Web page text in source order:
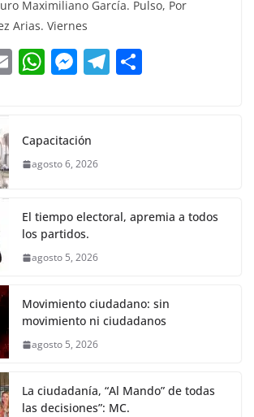
l s
A
p
e
n
g
a
m
Maximiliano García. Pulso, Por
Arias. Viernes
E W
s
A
p
M
e
n
er
T
Capacitación
agosto 6, 2026
El tiempo electoral, apremia a todos
los partidos.
agosto 5, 2026
Movimiento ciudadano: sin
movimiento ni ciudadanos
agosto 5, 2026
La ciudadanía, “Al Mando” de todas
las decisiones”: MC.